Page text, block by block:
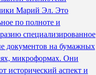
Марий Эл. Это
по полноте и
специализированное
документов на бумажных
микроформах. Они
исторический аспект и